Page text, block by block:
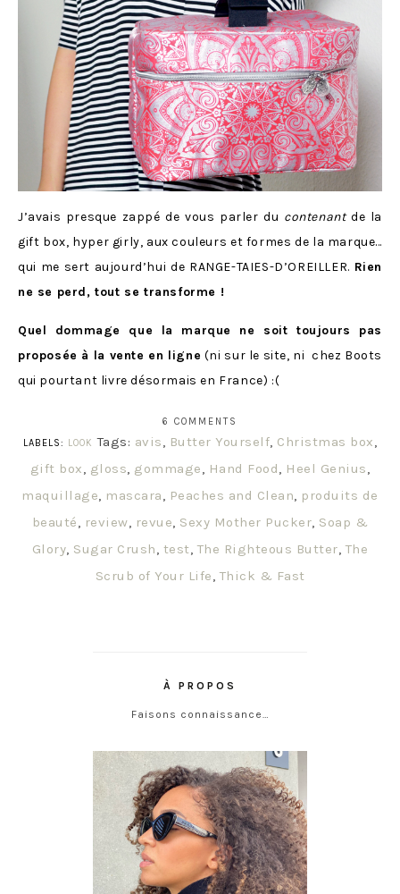
J’avais presque zappé de vous parler du contenantde la
gift box, hyper girly, aux couleurs et formes de la marque…
qui me sert aujourd’hui de RANGE-TAIES-D’OREILLER. Rien
ne se perd, tout se transforme !
Quel dommage que la marque ne soit toujours pas
proposée à la vente en ligne (ni sur le site, ni chez Boots
qui pourtant livre désormais en France) :(
6 COMMENTS
LABELS:
LOOK Tags: avis, Butter Yourself, Christmas box,
gift box, gloss, gommage, Hand Food, Heel Genius,
maquillage, mascara, Peaches and Clean, produits de
beauté, review, revue, Sexy Mother Pucker, Soap &
Glory, Sugar Crush, test, The Righteous Butter, The
Scrub of Your Life, Thick & Fast
À PROPOS
Faisons connaissance…